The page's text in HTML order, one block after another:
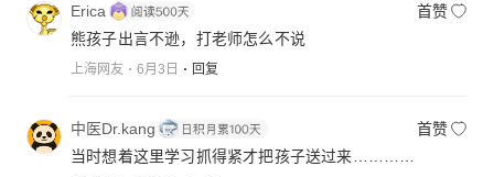
Erica
首赞
熊孩子出言不逊，打老师怎么不说
上海网友 6月3日 回复
中医Dr.kang
首赞
当时想着这里学习抓得紧才把孩子送过来…………